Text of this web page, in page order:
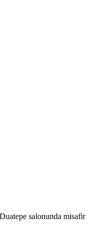
salonunda misafir